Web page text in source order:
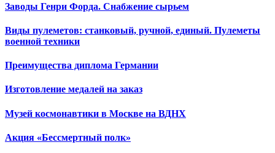
Заводы Генри Форда. Снабжение сырьем
Виды пулеметов: станковый, ручной, единый. Пулеметы
военной техники
Преимущества диплома Германии
Изготовление медалей на заказ
Музей космонавтики в Москве на ВДНХ
Акция «Бессмертный полк»